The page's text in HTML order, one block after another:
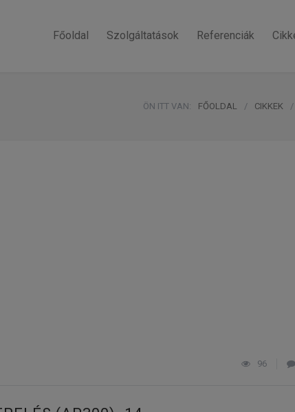
Főoldal Szolgáltatások Referenciák
ÖN ITT VAN: FŐOLDAL / CIKKEK /
96